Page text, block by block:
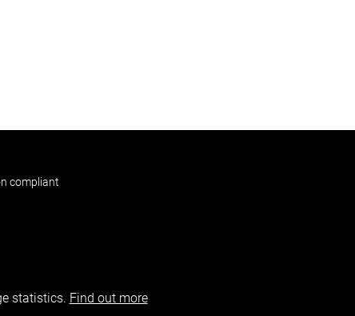
compliant
statistics. Find out more